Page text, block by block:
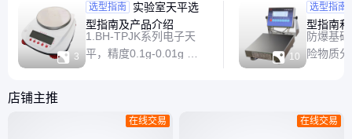
 3
选型指南
型指南及产品介绍
1.BH-TPJK系列电子天
平，精度0.1g-0.01g ，
单，交直流两用。 2.BH-
 10
选型指南
型指南
防爆基础知识
险物质分类 中国
雾); I 类：爆炸性粉尘和
店铺主推
在线交易 在线交易